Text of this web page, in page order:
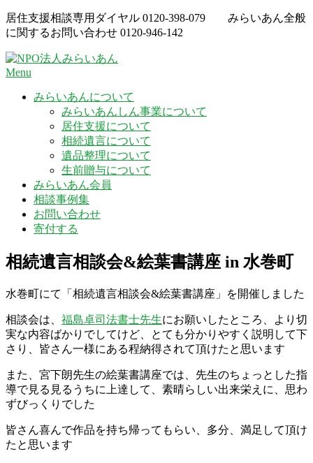
Skip
to
content
居住支援相談専用ダイヤル 0120-398-079
みらいあん全般
に関するお問い合わせ 0120-946-142
Menu
みらいあんについて
みらいあんしん事業について
居住支援について
相続遺言について
遺品整理について
生前贈与について
みらいあん会員
相談事例集
お問い合わせ
寄付する
相続遺言相談会&絵葉書講座 in 水巻町
水巻町にて「相続遺言相談会&絵葉書講座」を開催しました
相談会は、 福島卓司法書士先生にお願いしたところ、より切
実な内容ばかりでしてけど、とても分かりやすく説明して下
さり、皆さん一様にある程納得されて頂けたと思います
また、宮下朗先生の絵葉書講座では、先生のちょっとした指
導で見る見るうちに上達して、素晴らしい出来栄えに、思わ
ずびっくりでした
皆さん喜んで作品を持ち帰ってもらい、多分、満足して頂け
たと思います